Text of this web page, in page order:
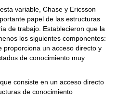
variable, Chase y Ericsson
papel de las estructuras
de trabajo. Establecieron que la
los siguientes componentes:
proporciona un acceso directo y
de conocimiento muy
consiste en un acceso directo
de conocimiento